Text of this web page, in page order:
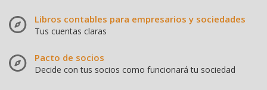
Libros contables para empresarios y sociedades
Tus cuentas claras
Pacto de socios
Decide con tus socios como funcionará tu sociedad